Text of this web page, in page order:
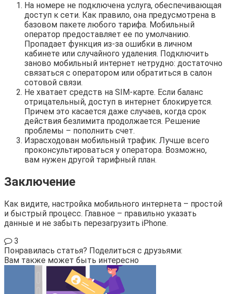
На номере не подключена услуга, обеспечивающая
доступ к сети. Как правило, она предусмотрена в
базовом пакете любого тарифа. Мобильный
оператор предоставляет ее по умолчанию.
Пропадает функция из-за ошибки в личном
кабинете или случайного удаления. Подключить
заново мобильный интернет нетрудно: достаточно
связаться с оператором или обратиться в салон
сотовой связи.
Не хватает средств на SIM-карте. Если баланс
отрицательный, доступ в интернет блокируется.
Причем это касается даже случаев, когда срок
действия безлимита продолжается. Решение
проблемы – пополнить счет.
Израсходован мобильный трафик. Лучше всего
проконсультироваться у оператора. Возможно,
вам нужен другой тарифный план.
Заключение
Как видите, настройка мобильного интернета – простой
и быстрый процесс. Главное – правильно указать
данные и не забыть перезагрузить iPhone.
3
Понравилась статья? Поделиться с друзьями:
Вам также может быть интересно